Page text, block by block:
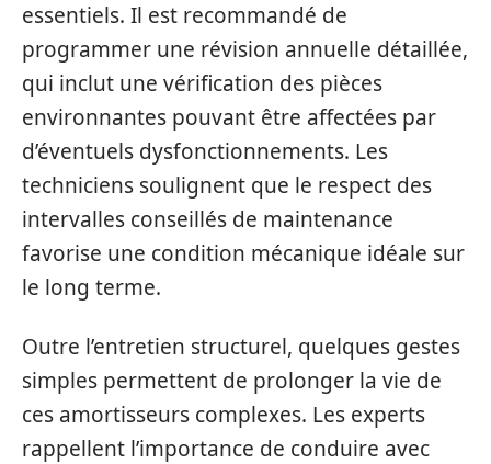
essentiels. Il est recommandé de
programmer une révision annuelle détaillée,
qui inclut une vérification des pièces
environnantes pouvant être affectées par
d’éventuels dysfonctionnements. Les
techniciens soulignent que le respect des
intervalles conseillés de maintenance
favorise une condition mécanique idéale sur
le long terme.
Outre l’entretien structurel, quelques gestes
simples permettent de prolonger la vie de
ces amortisseurs complexes. Les experts
rappellent l’importance de conduire avec